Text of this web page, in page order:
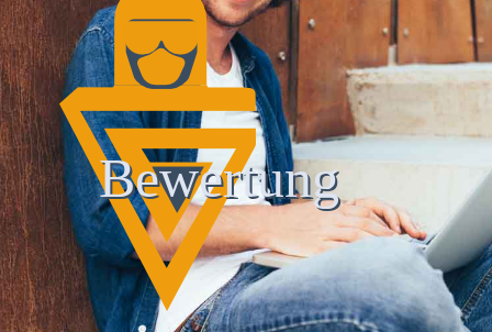
Bewertung